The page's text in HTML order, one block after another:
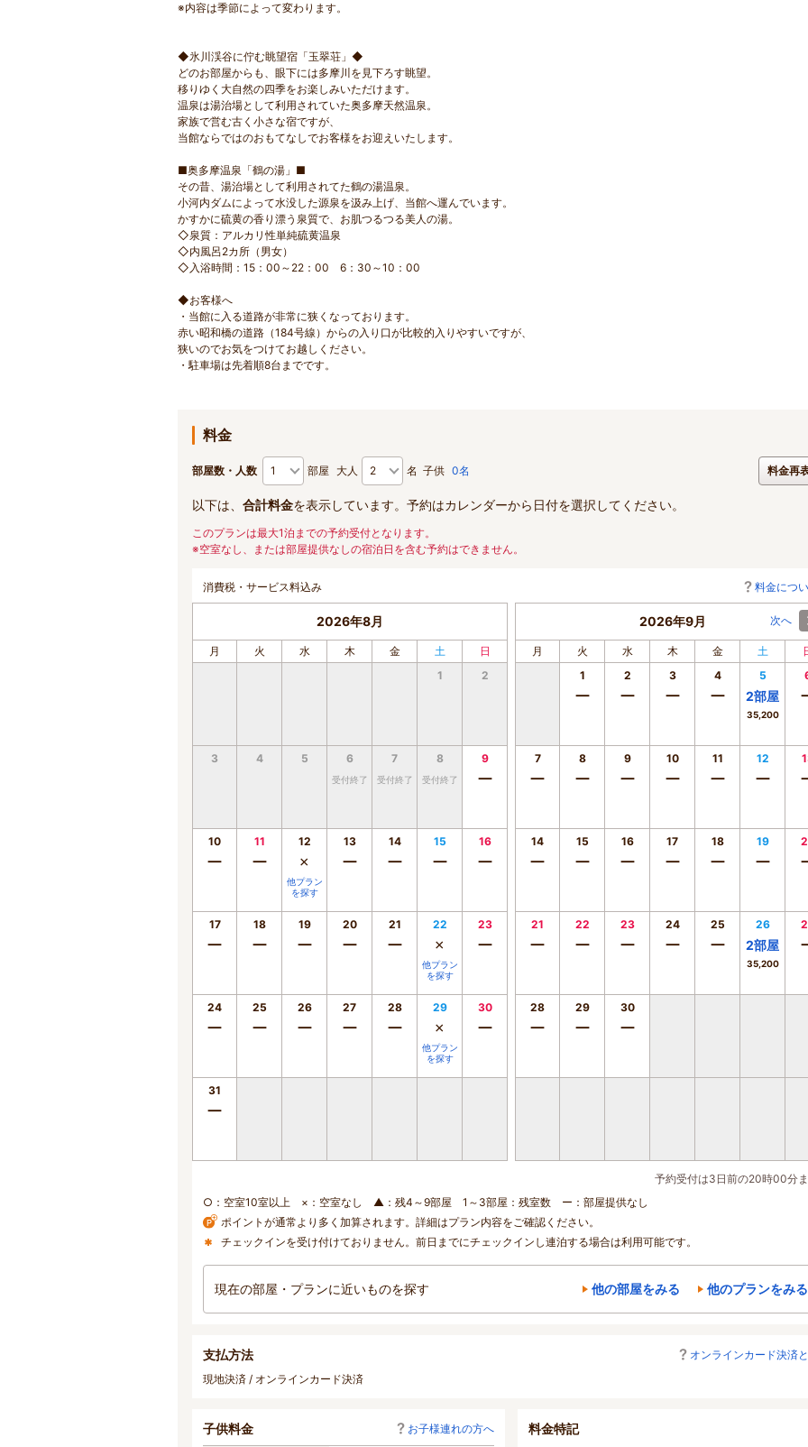
※内容は季節によって変わります。
◆氷川渓谷に佇む眺望宿「玉翠荘」◆
どのお部屋からも、眼下には多摩川を見下ろす眺望。
移りゆく大自然の四季をお楽しみいただけます。
温泉は湯治場として利用されていた奥多摩天然温泉。
家族で営む古く小さな宿ですが、
当館ならではのおもてなしでお客様をお迎えいたします。
■奥多摩温泉「鶴の湯」■
その昔、湯治場として利用されてた鶴の湯温泉。
小河内ダムによって水没した源泉を汲み上げ、当館へ運んでいます。
かすかに硫黄の香り漂う泉質で、お肌つるつる美人の湯。
◇泉質：アルカリ性単純硫黄温泉
◇内風呂2カ所（男女）
◇入浴時間：15：00～22：00 6：30～10：00
◆お客様へ
・当館に入る道路が非常に狭くなっております。
赤い昭和橋の道路（184号線）からの入り口が比較的入りやすいですが、
狭いのでお気をつけてお越しください。
・駐車場は先着順8台までです。
料金
部屋数・人数 部屋 大人 名 子供 0名 料金再
以下は、 合計料金を表示しています。予約はカレンダーから日付を選択してください。
このプランは最大1泊までの予約受付となります。
※空室なし、または部屋提供なしの宿泊日を含む予約はできません。
消費税・サービス料込み 料金につ
2026年8月
月 火 水 木 金 土
日
1
2
3 4 5 6
受付終了
7
受付終了
8
受付終了
9
ー
10
ー
11
ー
12
×
他プラン
を探す
13
ー
14
ー
15
ー
16
ー
17
ー
18
ー
19
ー
20
ー
21
ー
22
×
他プラン
を探す
23
ー
24
ー
25
ー
26
ー
27
ー
28
ー
29
×
他プラン
を探す
30
ー
31
ー
2026年9月 次へ
月 火 水 木 金 土
1
ー
2
ー
3
ー
4
ー
5
2部屋
35,200
7
ー
8
ー
9
ー
10
ー
11
ー
12
ー
14
ー
15
ー
16
ー
17
ー
18
ー
19
ー
21
ー
22
ー
23
ー
24
ー
25
ー
26
2部屋
35,200
28
ー
29
ー
30
ー
予約受付は3日前の20時00分
○：空室10室以上 ×：空室なし ▲：残4～9部屋 1～3部屋：残室数 ー：部屋提供なし
ポイントが通常より多く加算されます。詳細はプラン内容をご確認ください。
チェックインを受け付けておりません。前日までにチェックインし連泊する場合は利用可能です。
現在の部屋・プランに近いものを探す 他の部屋をみる 他のプランをみる
支払方法
オンラインカード決済
現地決済 / オンラインカード決済
子供料金 お子様連れの方へ 料金特記